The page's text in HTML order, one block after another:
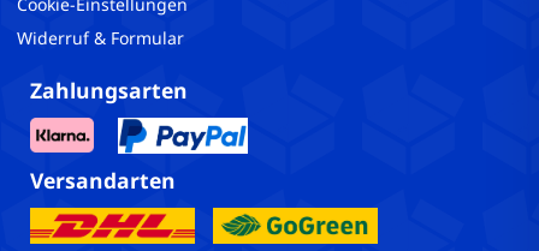
Cookie-Einstellungen
Widerruf & Formular
Zahlungsarten
Versandarten